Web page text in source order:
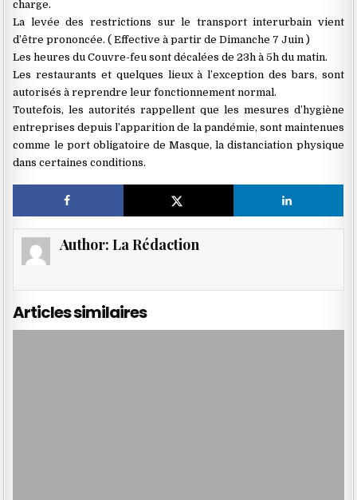
charge.
La levée des restrictions sur le transport interurbain vient
d’être prononcée. ( Effective à partir de Dimanche 7 Juin )
Les heures du Couvre-feu sont décalées de 23h à 5h du matin.
Les restaurants et quelques lieux à l’exception des bars, sont
autorisés à reprendre leur fonctionnement normal.
Toutefois, les autorités rappellent que les mesures d’hygiène
entreprises depuis l’apparition de la pandémie, sont maintenues
comme le port obligatoire de Masque, la distanciation physique
dans certaines conditions.
Author: La Rédaction
Articles similaires